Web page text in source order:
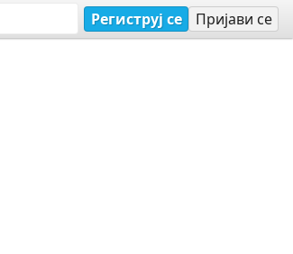
Региструј се Пријави се